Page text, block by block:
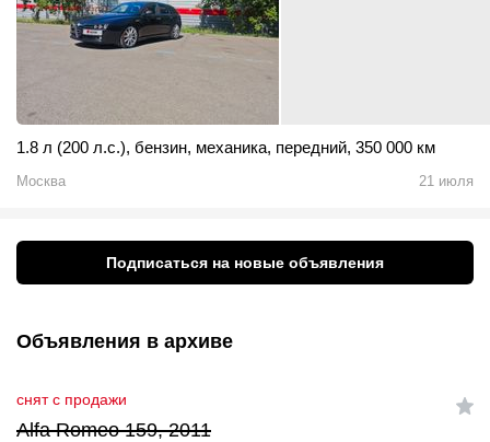
1.8 л (200 л.с.), бензин, механика, передний, 350 000 км
Москва 21 июля
Подписаться на новые объявления
Объявления в архиве
снят с продажи
Alfa Romeo 159, 2011